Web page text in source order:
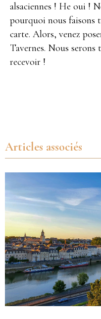
alsaciennes ! He oui !
pourquoi nous faisons
carte. Alors, venez
Tavernes. Nous
recevoir !
Articles associés